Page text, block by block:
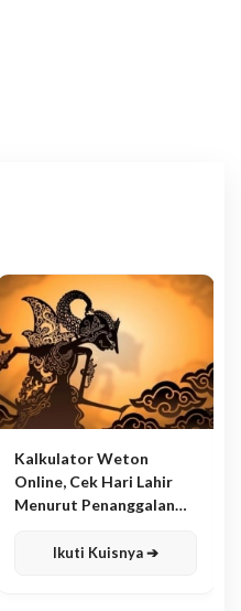
Kalkulator Weton
Online, Cek Hari Lahir
Menurut Penanggalan
Ikuti Kuisnya ➔